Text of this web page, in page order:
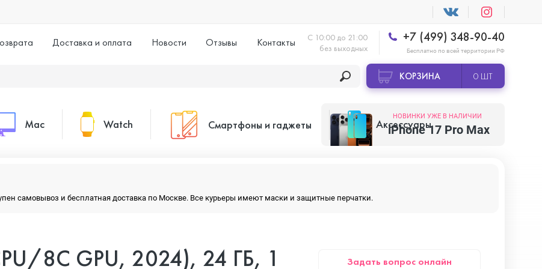
Доставка и оплата Новости Отзывы Контакты
С 10:00 до 21:00
без выходных
+7 (499) 348-90-40
Бесплатно по всей территории РФ
КОРЗИНА 0 ШТ
Mac Watch Смартфоны и гаджеты Аксессуары
НОВИНКИ УЖЕ В НАЛИЧИИ
iPhone 17 Pro Max
самовывоз и бесплатная доставка по Москве. Все курьеры имеют маски и защитные перчатки.
8C GPU, 2024), 24 ГБ, 1
Задать вопрос онлайн